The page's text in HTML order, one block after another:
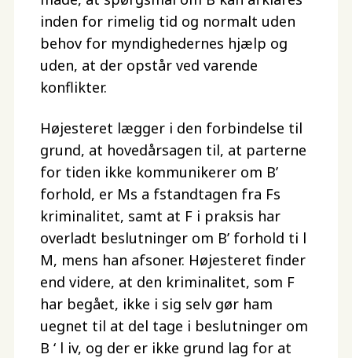
inden for rimelig tid og normalt uden
behov for myndighedernes hjælp og
uden, at der opstår ved varende
konflikter.
Højesteret lægger i den forbindelse til
grund, at hovedårsagen til, at parterne
for tiden ikke kommunikerer om B’
forhold, er Ms a fstandtagen fra Fs
kriminalitet, samt at F i praksis har
overladt beslutninger om B’ forhold ti l
M, mens han afsoner. Højesteret finder
end videre, at den kriminalitet, som F
har begået, ikke i sig selv gør ham
uegnet til at del tage i beslutninger om
B ‘ l iv, og der er ikke grund lag for at